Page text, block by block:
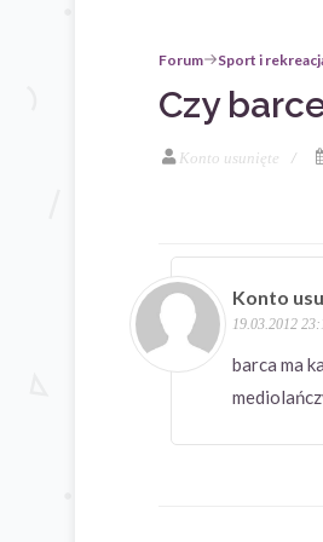
Forum Sport i
Czy
Konto usunięte
Konto
19.03.2012
barca ma